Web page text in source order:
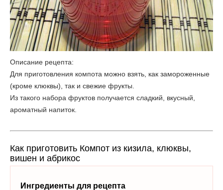
Описание рецепта:
Для приготовления компота можно взять, как замороженные
(кроме клюквы), так и свежие фрукты.
Из такого набора фруктов получается сладкий, вкусный,
ароматный напиток.
Как приготовить Компот из кизила, клюквы,
вишен и абрикос
Ингредиенты для рецепта